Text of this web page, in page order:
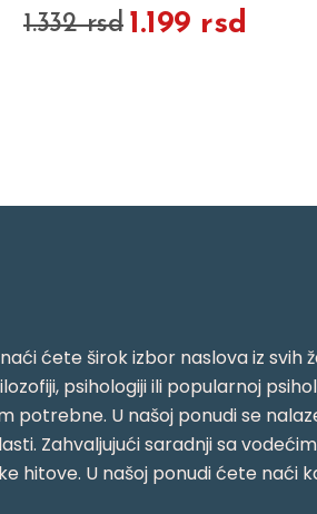
1.332 rsd 1.199 rsd
ćete širok izbor naslova iz svih
psihologiji ili popularnoj
potrebne. U našoj ponudi se
Zahvaljujući saradnji sa
hitove. U našoj ponudi ćete naći